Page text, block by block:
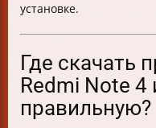
установке.
Где скачать
Redmi Note 4
правильную?